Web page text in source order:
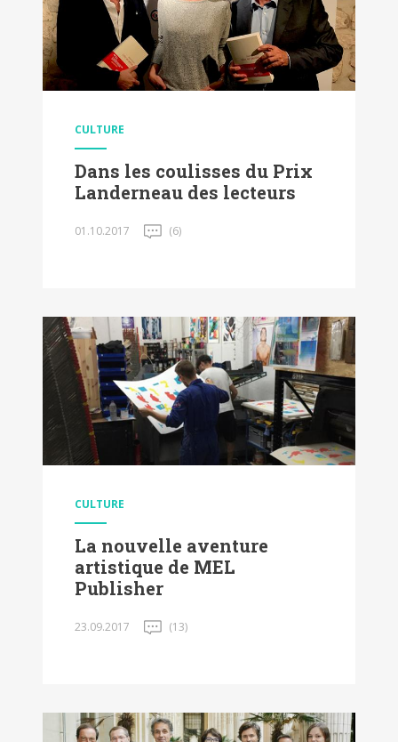
CULTURE
Dans les coulisses du Prix
Landerneau des lecteurs
01.10.2017 (6)
CULTURE
La nouvelle aventure
artistique de MEL
Publisher
23.09.2017 (13)